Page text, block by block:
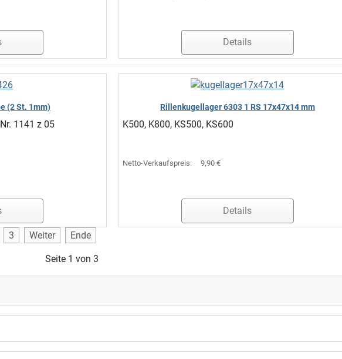
Details
(2 St. 1mm)
1141 z 05
Rillenkugellager 6303 1 RS 17x47x14 mm
K500, K800, KS500, KS600
Netto-Verkaufspreis: 9,90 €
Details
3 Weiter Ende
Seite 1 von 3